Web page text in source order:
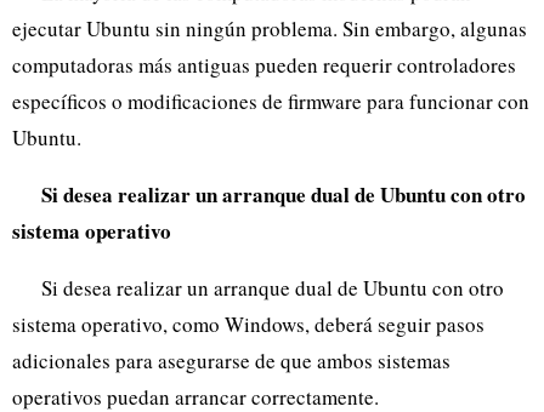
ejecutar Ubuntu sin ningún problema. Sin embargo, algunas
computadoras más antiguas pueden requerir controladores
específicos o modificaciones de firmware para funcionar con
Ubuntu.
Si desea realizar un arranque dual de Ubuntu con otro
sistema operativo
Si desea realizar un arranque dual de Ubuntu con otro
sistema operativo, como Windows, deberá seguir pasos
adicionales para asegurarse de que ambos sistemas
operativos puedan arrancar correctamente.